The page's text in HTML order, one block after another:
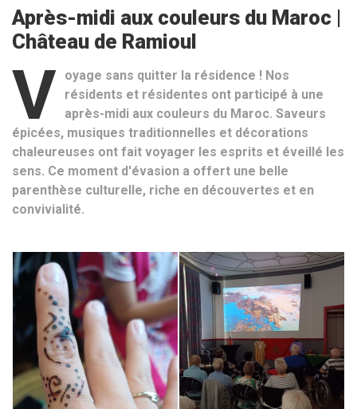
Après-midi aux couleurs du Maroc |
Château de Ramioul
V
oyage sans quitter la résidence ! Nos
résidents et résidentes ont participé à une
après-midi aux couleurs du Maroc. Saveurs
épicées, musiques traditionnelles et décorations
chaleureuses ont fait voyager les esprits et éveillé les
sens. Ce moment d'évasion a offert une belle
parenthèse culturelle, riche en découvertes et en
convivialité.